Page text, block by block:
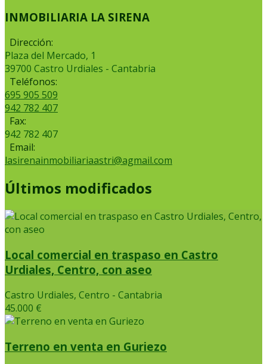
INMOBILIARIA LA SIRENA
Dirección:
Plaza del Mercado, 1
39700 Castro Urdiales - Cantabria
Teléfonos:
695 905 509
942 782 407
Fax:
942 782 407
Email:
lasirenainmobiliariaastri@agmail.com
Últimos modificados
Local comercial en traspaso en Castro
Urdiales, Centro, con aseo
Castro Urdiales, Centro - Cantabria
45.000 €
Terreno en venta en Guriezo